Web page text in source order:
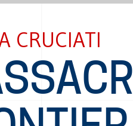
CRUCIATI